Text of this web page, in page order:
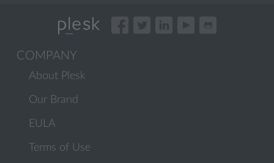
COMPANY
About Plesk
Our Brand
EULA
Terms of Use